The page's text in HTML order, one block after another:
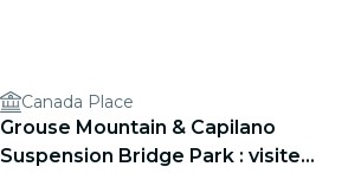
Canada Place
Grouse Mountain & Capilano
Suspension Bridge Park : visite